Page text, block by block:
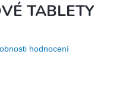
TABLETY
hodnocení